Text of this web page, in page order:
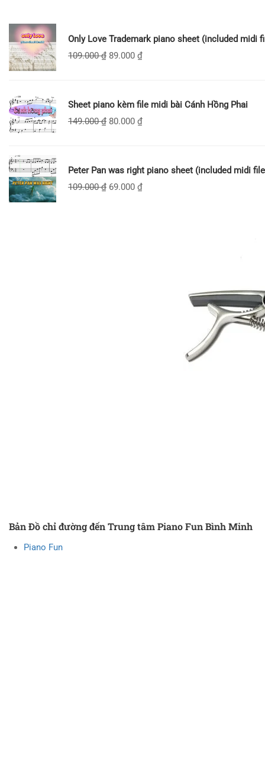
Only Love Trademark piano sheet (included midi
109.000₫ 89.000 ₫
Sheet piano kèm file midi bài Cánh Hồng Phai
149.000₫ 80.000 ₫
Peter Pan was right piano sheet (included midi
109.000₫ 69.000 ₫
Bản Đồ chỉ đường đến Trung tâm Piano Fun Bình Minh
Piano Fun